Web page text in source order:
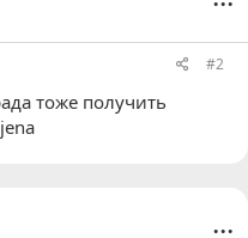
#2
тоже получить
...